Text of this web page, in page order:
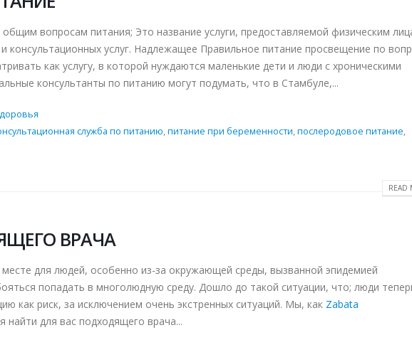
вопросам питания; Это название услуги, предоставляемой физическим
консультационных услуг. Надлежащее Правильное питание просвещение по
как услугу, в которой нуждаются маленькие дети и люди с хроническими
консультанты по питанию могут подумать, что в Стамбуле,...
служба по питанию,питание при беременности,послеродовое питание,
READ
ВРАЧА
для людей, особенно из-за окружающей среды, вызванной эпидемией
попадать в многолюдную среду. Дошло до такой ситуации, что; люди
как риск, за исключением очень экстренных ситуаций. Мы, как Zabata
найти для вас подходящего врача...